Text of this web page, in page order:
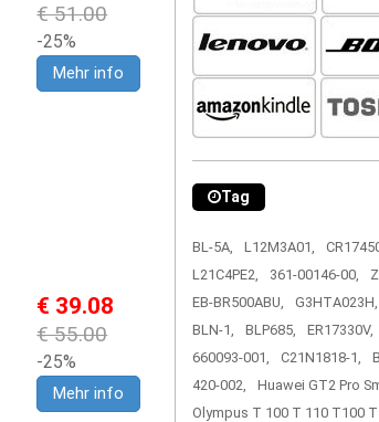
€ 51.00
-25%
Mehr info
€ 39.08
€ 55.00
-25%
Mehr info
Tag
BL-5A, L12M3A01,
L21C4PE2,
361-00146-00,
EB-BR500ABU,
G3HTA023H,
BLN-1,
BLP685, ER17330V,
660093-001,
C21N1818-1,
420-002,
Huawei GT2 Pro
Olympus T 100 T 110 T100